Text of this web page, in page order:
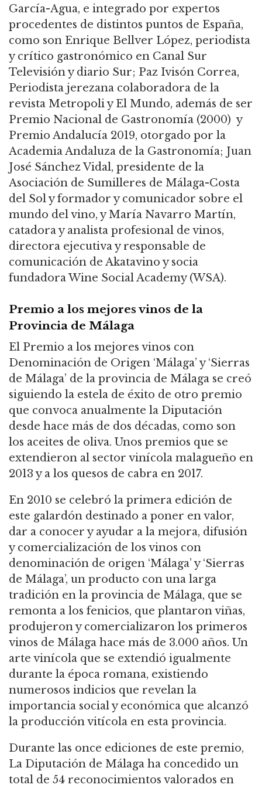
García-Agua, e integrado por expertos
procedentes de distintos puntos de España,
como son Enrique Bellver López, periodista
y crítico gastronómico en Canal Sur
Televisión y diario Sur; Paz Ivisón Correa,
Periodista jerezana colaboradora de la
revista Metropoli y El Mundo, además de ser
Premio Nacional de Gastronomía (2000) y
Premio Andalucía 2019, otorgado por la
Academia Andaluza de la Gastronomía; Juan
José Sánchez Vidal, presidente de la
Asociación de Sumilleres de Málaga-Costa
del Sol y formador y comunicador sobre el
mundo del vino, y María Navarro Martín,
catadora y analista profesional de vinos,
directora ejecutiva y responsable de
comunicación de Akatavino y socia
fundadora Wine Social Academy (WSA).
Premio a los mejores vinos de la
Provincia de Málaga
El Premio a los mejores vinos con
Denominación de Origen ‘Málaga’ y ‘Sierras
de Málaga’ de la provincia de Málaga se creó
siguiendo la estela de éxito de otro premio
que convoca anualmente la Diputación
desde hace más de dos décadas, como son
los aceites de oliva. Unos premios que se
extendieron al sector vinícola malagueño en
2013 y a los quesos de cabra en 2017.
En 2010 se celebró la primera edición de
este galardón destinado a poner en valor,
dar a conocer y ayudar a la mejora, difusión
y comercialización de los vinos con
denominación de origen ‘Málaga’ y ‘Sierras
de Málaga’, un producto con una larga
tradición en la provincia de Málaga, que se
remonta a los fenicios, que plantaron viñas,
produjeron y comercializaron los primeros
vinos de Málaga hace más de 3.000 años. Un
arte vinícola que se extendió igualmente
durante la época romana, existiendo
numerosos indicios que revelan la
importancia social y económica que alcanzó
la producción vitícola en esta provincia.
Durante las once ediciones de este premio,
La Diputación de Málaga ha concedido un
total de 54 reconocimientos valorados en